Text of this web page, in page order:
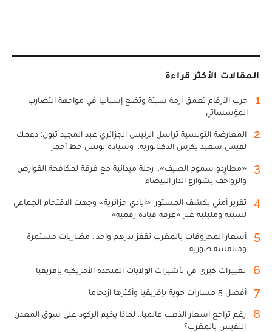
المقالات الأكثر قراءة
1
حرب الأرقام تعمق أزمة سبتة وتضع إسبانيا في مواجهة التضارب
المؤسساتي
2
المعارضة التونسية تراسل الرئيس الجزائري عبد المجيد تبون: دعمك
لقيس سعيد يكرس الدكتاتورية.. وسيادة تونس خط أحمر
3
«مطارِدو سموم الصيف».. رحلة ميدانية مع فرقة لمكافحة القوارض
والزواحف بشوارع الدار البيضاء
4
تقرير أمني يكشف المستور: «أيادي جزائرية» وجهت الاقتحام الجماعي
لسبتة ومليلية عبر «غرفة قيادة رقمية»
5
أسعار المحروقات بالمغرب تقفز بدرهم واحد.. مضاربات مستمرة
ومنافسة صورية
6 تغييرات كبرى في تأشيرات الولايات المتحدة الأمريكية بإفريقيا
7 أفضل 5 مسارات جوية بإفريقيا وأكثرها ازدحاما
8
رغم تراجع أسعار الذهب عالميا.. لماذا يخيم الركود على سوق المعدن
النفيس بالمغرب؟